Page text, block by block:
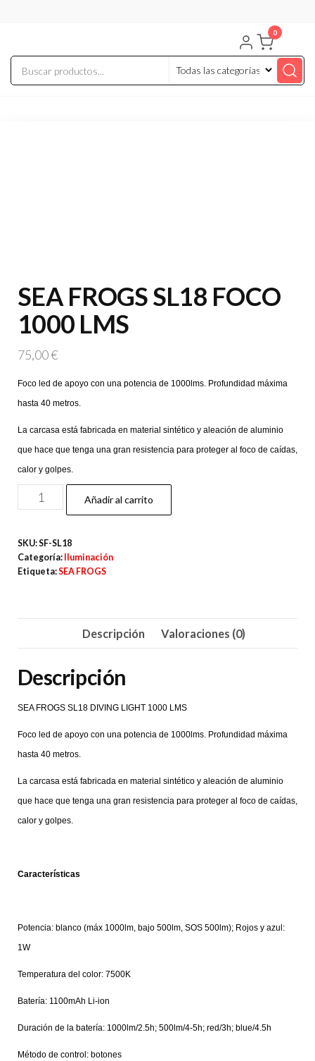
0
SEA FROGS SL18 FOCO
1000 LMS
75,00€
Foco led de apoyo con una potencia de 1000lms. Profundidad máxima
hasta 40 metros.
La carcasa está fabricada en material sintético y aleación de aluminio
que hace que tenga una gran resistencia para proteger al foco de caídas,
calor y golpes.
SEA
FROGS
FOCO
1000
Añadir al carrito
SKU:SF-SL18
Categoría:
Iluminación
Etiqueta:SEA FROGS
Descripción Valoraciones (0)
Descripción
SEA FROGS SL18 DIVING LIGHT 1000 LMS
Foco led de apoyo con una potencia de 1000lms. Profundidad máxima
hasta 40 metros.
La carcasa está fabricada en material sintético y aleación de aluminio
que hace que tenga una gran resistencia para proteger al foco de caídas,
calor y golpes.
Características
Potencia: blanco (máx 1000lm, bajo 500lm, SOS 500lm); Rojos y azul:
1W
Temperatura del color: 7500K
Batería: 1100mAh Li-ion
Duración de la batería: 1000lm/2.5h; 500lm/4-5h; red/3h; blue/4.5h
Método de control: botones